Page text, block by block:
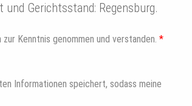
Gerichtsstand: Regensburg.
Kenntnis genommen und verstanden. *
Informationen speichert, sodass meine